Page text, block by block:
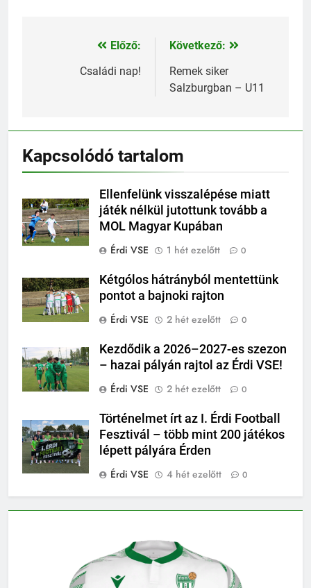
Bejegyzés
navigáció
Előző:
Családi nap!
Következő:
Remek siker
Salzburgban – U11
Kapcsolódó tartalom
Ellenfelünk visszalépése miatt
játék nélkül jutottunk tovább a
MOL Magyar Kupában
Érdi VSE
1 hét ezelőtt 0
Kétgólos hátrányból mentettünk
pontot a bajnoki rajton
Érdi VSE
2 hét ezelőtt 0
Kezdődik a 2026–2027-es szezon
– hazai pályán rajtol az Érdi VSE!
Érdi VSE
2 hét ezelőtt 0
Történelmet írt az I. Érdi Football
Fesztivál – több mint 200 játékos
lépett pályára Érden
Érdi VSE
4 hét ezelőtt 0